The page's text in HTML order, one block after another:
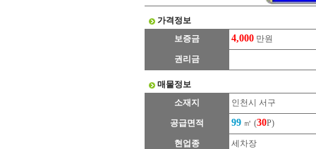
가격정보
보증금
4,000 만원
권리금
매물정보
소재지
인천시 서구
공급면적 99 ㎡ (30P)
현업종 세차장